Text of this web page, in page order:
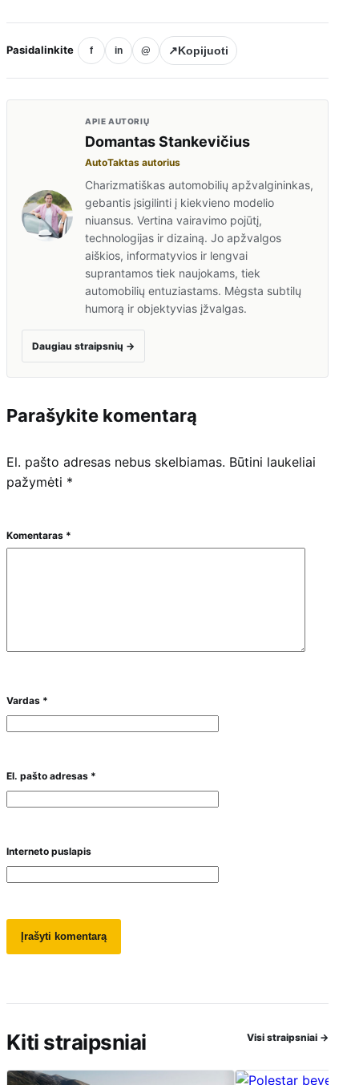
Pasidalinkite f in @ ↗Kopijuoti
APIE AUTORIŲ
Domantas Stankevičius
AutoTaktas autorius
Charizmatiškas automobilių apžvalgininkas,
gebantis įsigilinti į kiekvieno modelio
niuansus. Vertina vairavimo pojūtį,
technologijas ir dizainą. Jo apžvalgos
aiškios, informatyvios ir lengvai
suprantamos tiek naujokams, tiek
automobilių entuziastams. Mėgsta subtilų
humorą ir objektyvias įžvalgas.
Daugiau straipsnių →
Parašykite komentarą
El. pašto adresas nebus skelbiamas. Būtini laukeliai
pažymėti *
Komentaras *
Vardas *
El. pašto adresas *
Interneto puslapis
Kiti straipsniai Visi straipsniai →